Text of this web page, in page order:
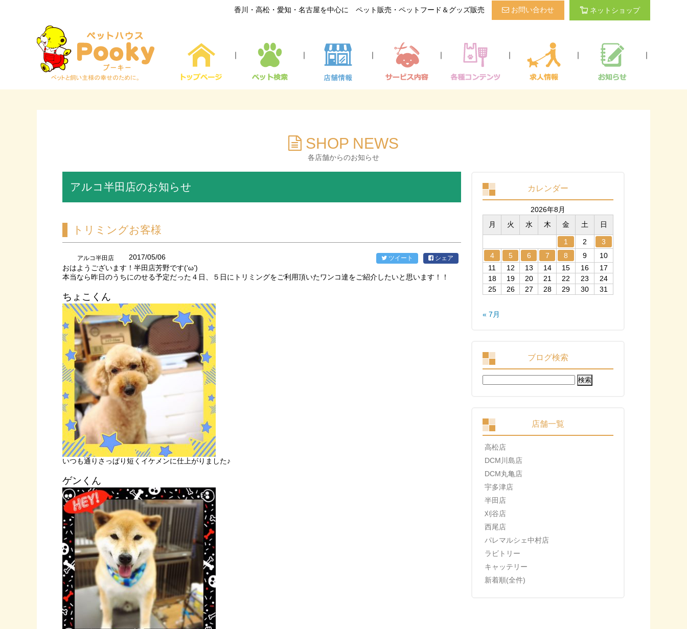
香川・高松・愛知・名古屋を中心に ペット販売・ペットフード＆グッズ販売 お問い合わせ ネットショップ
｜ ｜ ｜ ｜ ｜ ｜ ｜
SHOP NEWS
各店舗からのお知らせ
アルコ半田店のお知らせ
トリミングお客様
アルコ半田店 2017/05/06 ツイート シェア
おはようございます！半田店芳野です(‘ω’)
本当なら昨日のうちにのせる予定だった４日、５日にトリミングをご利用頂いたワンコ達をご紹介したいと思います！！
ちょこくん
いつも通りさっぱり短くイケメンに仕上がりました♪
ゲンくん
カレンダー
2026年8月
月
火 水 木 金 土 日
1 2
3
4
5 6 7 8 9
10
11
12 13 14 15 16
17
18
19 20 21 22 23
24
25
26 27 28 29 30 31
« 7月
ブログ検索
検
索:
店舗一覧
高松店
DCM川島店
DCM丸亀店
宇多津店
半田店
刈谷店
西尾店
パレマルシェ中村店
ラビトリー
キャッテリー
新着順(全件)